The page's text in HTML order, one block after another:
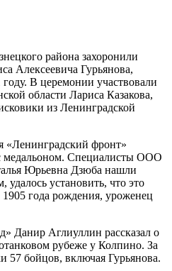
района захоронили
Алексеевича Гурьянова,
В церемонии участвовали
области Лариса Казакова,
из Ленинградской
«Ленинградский фронт»
медальоном. Специалисты ООО
Юрьевна Дзюба нашли
удалось установить, что это
года рождения, уроженец
Данир Аглиуллин рассказал о
рубеже у Колпино. За
57 бойцов, включая Гурьянова.